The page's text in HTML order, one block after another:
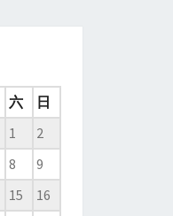
六
日
1
2
8
9
15
16